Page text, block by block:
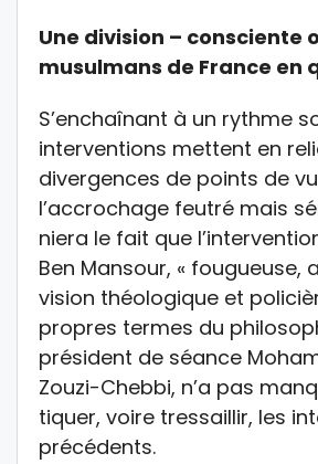
Une division – consciente
musulmans de France en
S’enchaînant à un rythme
interventions mettent en
divergences de points de
l’accrochage feutré mais
niera le fait que
Ben Mansour, « fougueuse,
vision théologique et
propres termes du
président de séance
Zouzi-Chebbi, n’a pas
tiquer, voire tressaillir, les
précédents.